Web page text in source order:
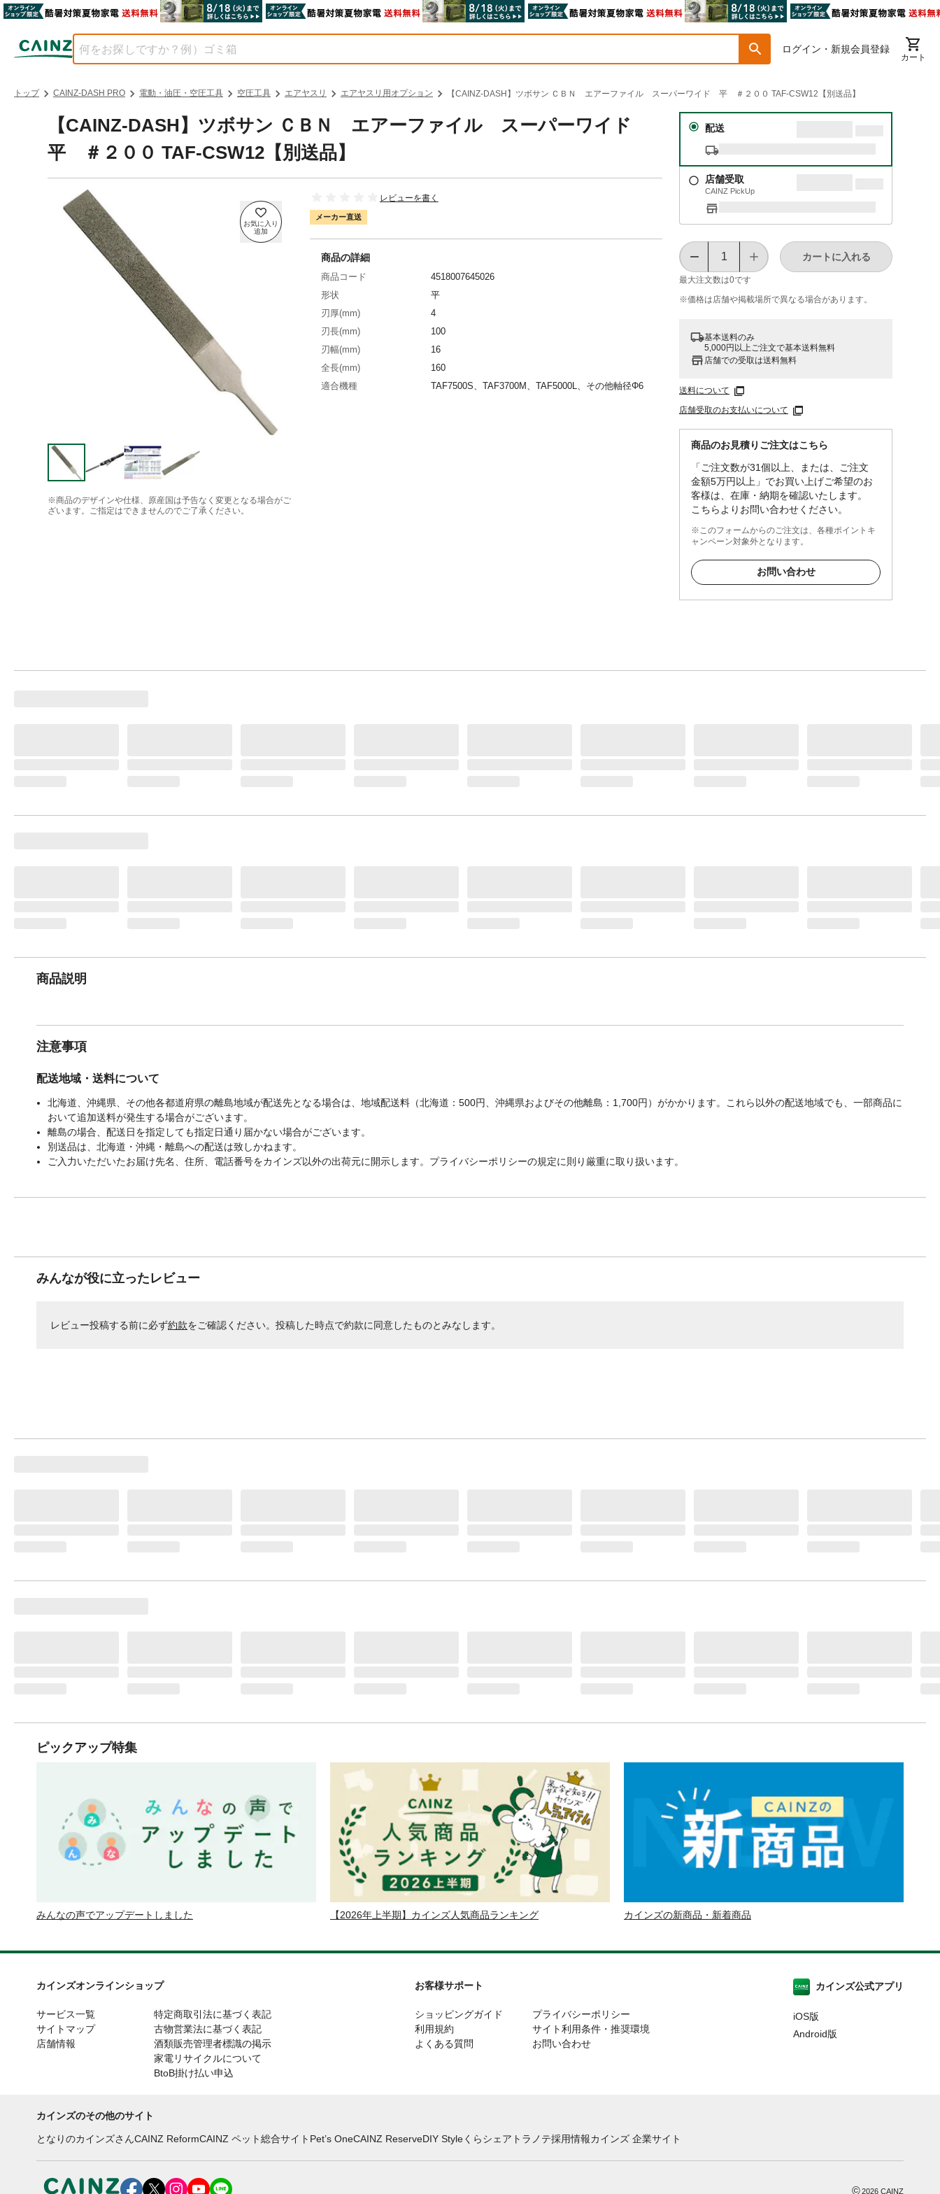
ログイン・新規会員登録
カート
トップ CAINZ-DASH PRO 電動・油圧・空圧工具 空圧工具 エアヤスリ エアヤスリ用オプション 【CAINZ-DASH】ツボサン ＣＢＮ エアーファイル スーパーワイド 平 ＃２００ TAF-CSW12【別送品】
【CAINZ-DASH】ツボサン ＣＢＮ エアーファイル スーパーワイド
平 ＃２００ TAF-CSW12【別送品】
※商品のデザインや仕様、原産国は予告なく変更となる場合がご
ざいます。ご指定はできませんのでご了承ください。
レビューを書く
メーカー直送
配送
店舗受取
CAINZ PickUp
最大注文数は0です
カートに入れる
※価格は​店舗や​掲載場所で​異なる​場合が​あります。
基本送料のみ
5,000円以上ご注文で基本送料無料
店舗での受取は送料無料
送料について
店舗受取のお支払いについて
商品のお見積りご注文はこちら
「ご注文数が31個以上、または、ご注文
金額5万円以上」でお買い上げご希望のお
客様は、在庫・納期を確認いたします。
こちらよりお問い合わせください。
※このフォームからのご注文は、各種ポイントキ
ャンペーン対象外となります。
お問い合わせ
商品の詳細
商品コード
4518007645026
形状
平
刃厚(mm)
4
刃長(mm)
100
刃幅(mm)
16
全長(mm)
160
適合機種
TAF7500S、TAF3700M、TAF5000L、その他軸径Φ6
商品説明
注意事項
配送地域・送料について
北海道、沖縄県、その他各都道府県の離島地域が配送先となる場合は、地域配送料（北海道：500円、沖縄県およびその他離島：1,700円）がかかります。これら以外の配送地域でも、一部商品に
おいて追加送料が発生する場合がございます。
離島の場合、配送日を指定しても指定日通り届かない場合がございます。
別送品は、北海道・沖縄・離島への配送は致しかねます。
ご入力いただいたお届け先名、住所、電話番号をカインズ以外の出荷元に開示します。プライバシーポリシーの規定に則り厳重に取り扱います。
みんなが役に立ったレビュー
レビュー投稿する前に必ず約款をご確認ください。投稿した時点で約款に同意したものとみなします。
ピックアップ特集
みんなの声でアップデートしました 【2026年上半期】カインズ人気商品ランキング カインズの新商品・新着商品
カインズオンラインショップ
サービス一覧
サイトマップ
店舗情報
特定商取引法に基づく表記
古物営業法に基づく表記
酒類販売管理者標識の掲示
家電リサイクルについて
BtoB掛け払い申込
お客様サポート
ショッピングガイド
利用規約
よくある質問
プライバシーポリシー
サイト利用条件・推奨環境
お問い合わせ
カインズ公式アプリ
iOS版
Android版
カインズのその他のサイト
となりのカインズさんCAINZ ReformCAINZ ペット総合サイト Pet’s OneCAINZ ReserveDIY Styleくらシェア トラノテ採用情報カインズ 企業サイト
©2026 CAINZ